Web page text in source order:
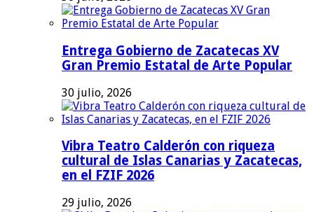
Entrega Gobierno de Zacatecas XV
Gran Premio Estatal de Arte Popular
30 julio, 2026
Vibra Teatro Calderón con riqueza
cultural de Islas Canarias y Zacatecas,
en el FZIF 2026
29 julio, 2026